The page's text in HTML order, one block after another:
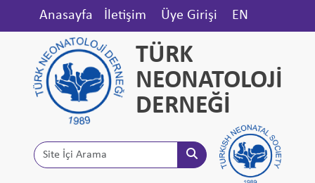
Anasayfa İletişim Üye Girişi EN
TÜRK
NEONATOLOJİ
DERNEĞİ